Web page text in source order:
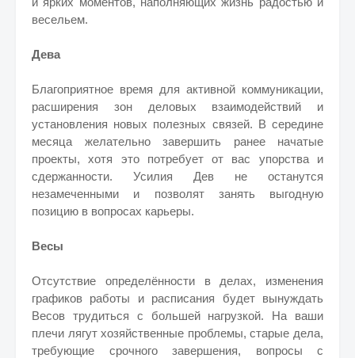
весельем.
Дева
Благоприятное время для активной коммуникации,
расширения зон деловых взаимодействий и
установления новых полезных связей. В середине
месяца желательно завершить ранее начатые
проекты, хотя это потребует от вас упорства и
сдержанности. Усилия Дев не останутся
незамеченными и позволят занять выгодную
позицию в вопросах карьеры.
Весы
Отсутствие определённости в делах, изменения
графиков работы и расписания будет вынуждать
Весов трудиться с большей нагрузкой. На ваши
плечи лягут хозяйственные проблемы, старые дела,
требующие срочного завершения, вопросы с